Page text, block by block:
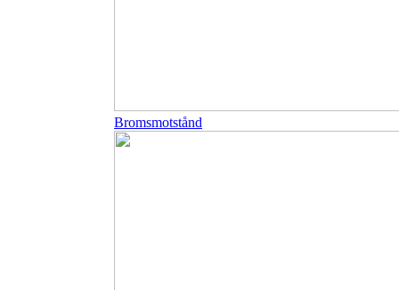
Bromsmotstånd